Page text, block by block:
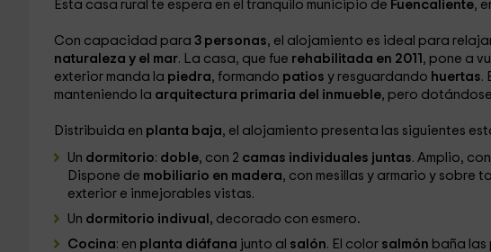
Esta casa rural te espera en el tranquilo municipio de Fuencaliente,
Con capacidad para 3 personas, el alojamiento es ideal para
naturaleza y el mar. La casa, que fue rehabilitada en 2011 , pone a
exterior manda la piedra, formando patios y resguardando huertas.
manteniendo la arquitectura primaria del inmueble, pero
Distribuida en planta baja, el alojamiento presenta las siguientes
Un dormitorio: doble, con 2 camas individuales juntas. Amplio,
Dispone de mobiliario en madera, con mesillas y armario y sobre
exterior e inmejorables vistas.
Un dormitorio indivual, decorado con esmero.
Cocina: en planta diáfana junto al salón. El color salmón baña las